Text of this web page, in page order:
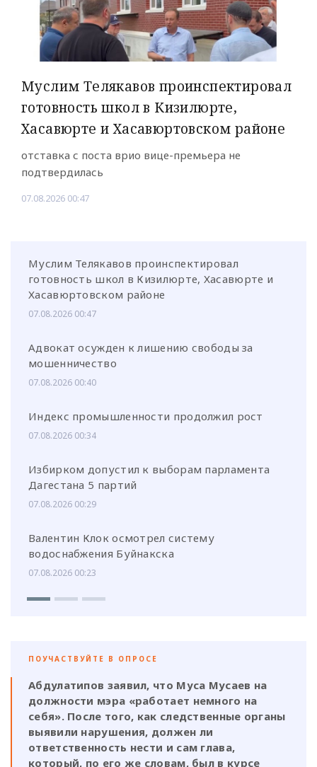
Муслим Телякавов проинспектировал
готовность школ в Кизилюрте,
Хасавюрте и Хасавюртовском районе
отставка с поста врио вице-премьера не
подтвердилась
07.08.2026 00:47
Муслим Телякавов проинспектировал
готовность школ в Кизилюрте, Хасавюрте и
Хасавюртовском районе
07.08.2026 00:47
Адвокат осужден к лишению свободы за
мошенничество
07.08.2026 00:40
Индекс промышленности продолжил рост
07.08.2026 00:34
Избирком допустил к выборам парламента
Дагестана 5 партий
07.08.2026 00:29
Валентин Клок осмотрел систему
водоснабжения Буйнакска
07.08.2026 00:23
ПОУЧАСТВУЙТЕ В ОПРОСЕ
Абдулатипов заявил, что Муса Мусаев на
должности мэра «работает немного на
себя». После того, как следственные органы
выявили нарушения, должен ли
ответственность нести и сам глава,
который, по его же словам, был в курсе